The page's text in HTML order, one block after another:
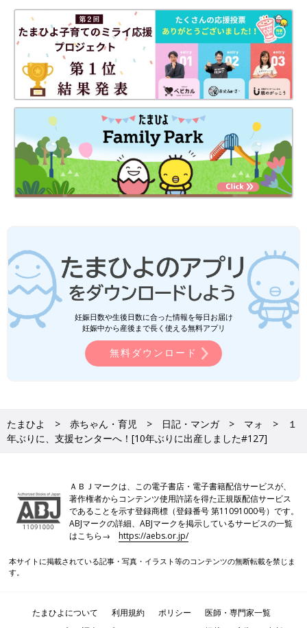
静岡の田舎町在住。
高校1年生の長女、中学1年生の長男、10年ぶりに妊娠・出産し
た末っ子の次女はもう2歳！
妊娠・育児の記録を（インスタグラム）にて公開中。
Twitter／@maoppachi
webサイト／maoppachi
前の話
今日、ママ休みま
す。[10年ぶりに出産
しました#126]
一覧
次の話
【画像】 突然ですが、
離婚しました！
妊娠日数や生後日数に合った情報を毎日お届け
妊娠中から産後まで長く使える無料アプリ
無料ダウンロード
たまひよ 赤ちゃん・育児 日記・マンガ マォ
１
年ぶりに、支援センターへ！[10年ぶりに出産しました#127]
ＡＢＪマークは、この電子書店・電子書籍配信サービスが、
著作権者からコンテンツ使用許諾を得た正規版配信サービス
であることを示す登録商標（登録番号 第11091000号）です。
ABJマークの詳細、ABJマークを掲示しているサービスの一覧
はこちら→https://aebs.or.jp/
本サイトに掲載されている記事・写真・イラスト等のコンテンツの無断転載を禁じま
す。
たまひよについて 利用規約 ポリシー
医師・専門家一覧